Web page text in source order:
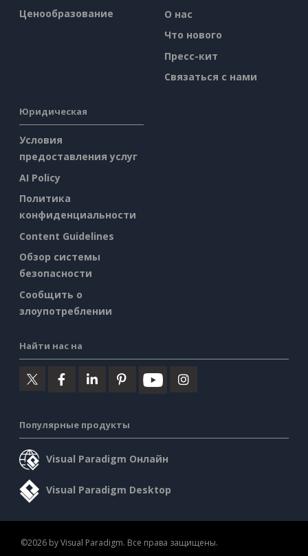
Ценообразование
О нас
Что нового
Пресс-кит
Связаться с нами
Юридическая
Условия
предоставления услуг
AI Policy
Политика
конфиденциальности
Content Guidelines
Обзор системы
безопасности
Сообщить о
злоупотреблении
Найти нас на
Популярные продукты
Visual Paradigm Онлайн
Visual Paradigm Desktop
©2026 by Visual Paradigm. Все права защищены.